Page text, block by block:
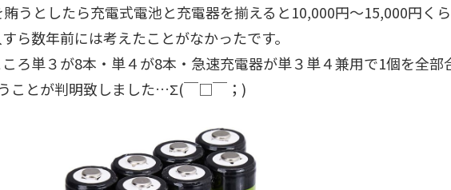
うとしたら充電式電池と充電器を揃えると10,000円～15,000円く
ら数年前には考えたことがなかったです。
ろ単３が8本・単４が8本・急速充電器が単３単４兼用で1個を全部
ことが判明致しました…Σ(￣□￣；)